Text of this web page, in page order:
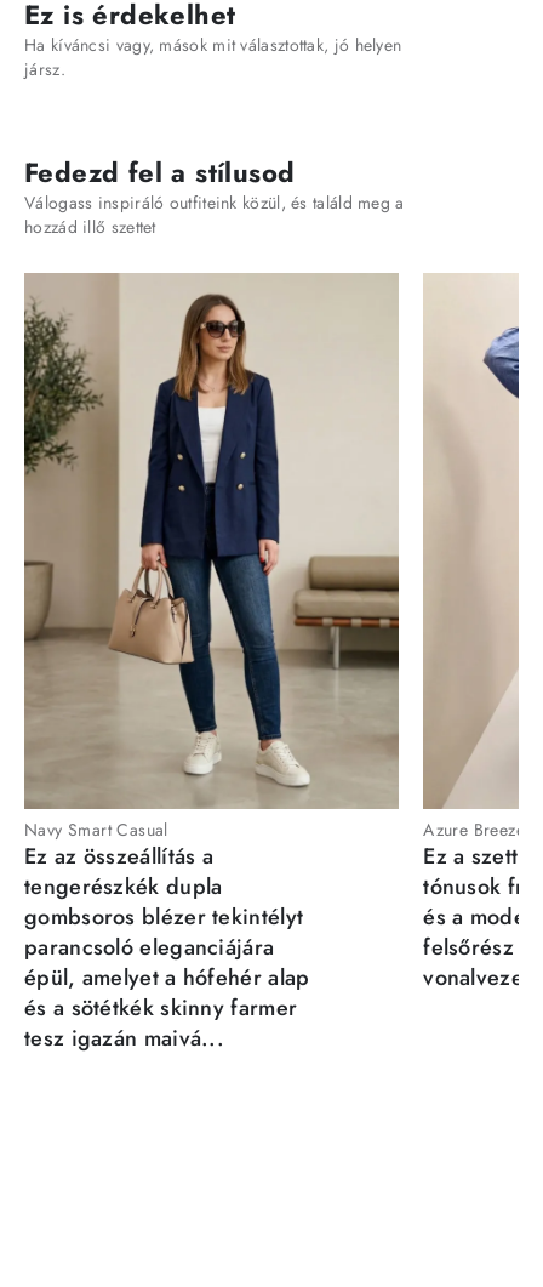
Ez is érdekelhet
Ha kíváncsi vagy, mások mit választottak, jó helyen
jársz.
Fedezd fel a stílusod
Válogass inspiráló outfiteink közül, és találd meg a
hozzád illő szettet
Navy Smart Casual
Ez az összeállítás a
tengerészkék dupla
gombsoros blézer tekintélyt
parancsoló eleganciájára
épül, amelyet a hófehér alap
és a sötétkék skinny farmer
tesz igazán maivá...
Azure Breeze
Ez a szett
tónusok
és a
felsőrész